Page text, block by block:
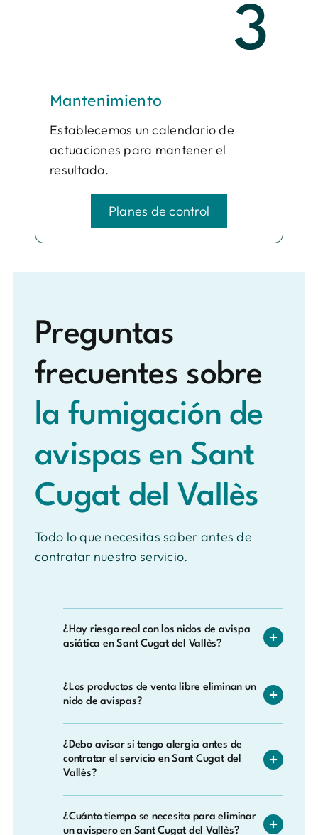
3
Mantenimiento
Establecemos un calendario de
actuaciones para mantener el
resultado.
Planes de control
Preguntas
frecuentes sobre
la fumigación de
avispas en Sant
Cugat del Vallès
Todo lo que necesitas saber antes de
contratar nuestro servicio.
¿Hay riesgo real con los nidos de avispa
asiática en Sant Cugat del Vallès?
agresiva y con un veneno más potente que
el de las avispas autóctonas, y su expansión
también afecta a las abejas de la zona. Ante
cualquier nido sospechoso, no lo manipule:
llámenos y actuaremos con el equipo de
protección necesario.
¿Los productos de venta libre eliminan un
nido de avispas?
suficientes, sobre todo si el nido está en un
lugar de difícil acceso o si se trata de avispa
En Sant Cugat del Vallès nuestros técnicos
¿Debo avisar si tengo alergia antes de
contratar el servicio en Sant Cugat del
Vallès?
la visita y extremar las precauciones durante
¿Cuánto tiempo se necesita para eliminar
un avispero en Sant Cugat del Vallès?